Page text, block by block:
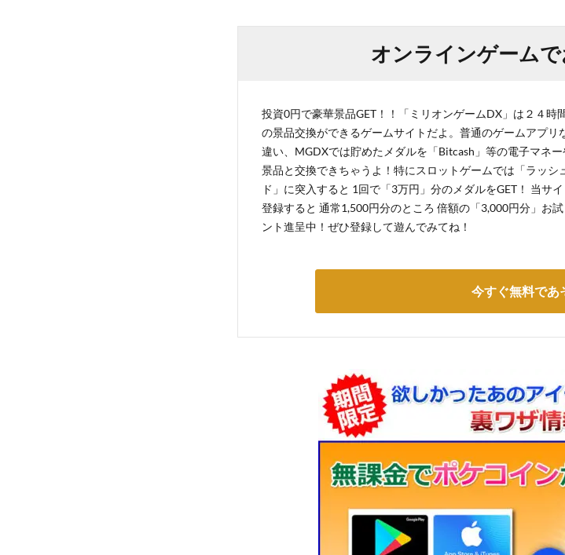
オンラインゲーム
投資0円で豪華景品GET！！「ミリオンゲームDX」は２４時
の景品交換ができるゲームサイトだよ。普通のゲームアプリ
違い、MGDXでは貯めたメダルを「Bitcash」等の電子マネ
景品と交換できちゃうよ！特にスロットゲームでは「ラッシ
ド」に突入すると 1回で「3万円」分のメダルをGET！ 当サ
登録すると 通常1,500円分のところ 倍額の「3,000円分」お試
ント進呈中！ぜひ登録して遊んでみてね！
今すぐ無料であ